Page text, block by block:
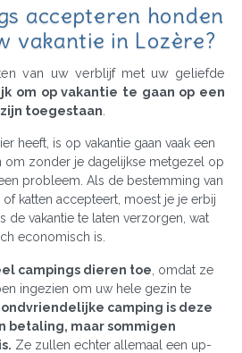
accepteren honden
vakantie in Lozère?
van uw verblijf met uw geliefde
om op vakantie te gaan op een
toegestaan
heeft, is op vakantie gaan vaak een
om zonder je dagelijkse metgezel op
probleem. Als de bestemming van
katten accepteert, moest je je erbij
de vakantie te laten verzorgen, wat
economisch is.
campings dieren toe , omdat ze
ingezien om uw hele gezin te
camping is deze
betaling, maar sommigen
Ze zullen echter allemaal een up-